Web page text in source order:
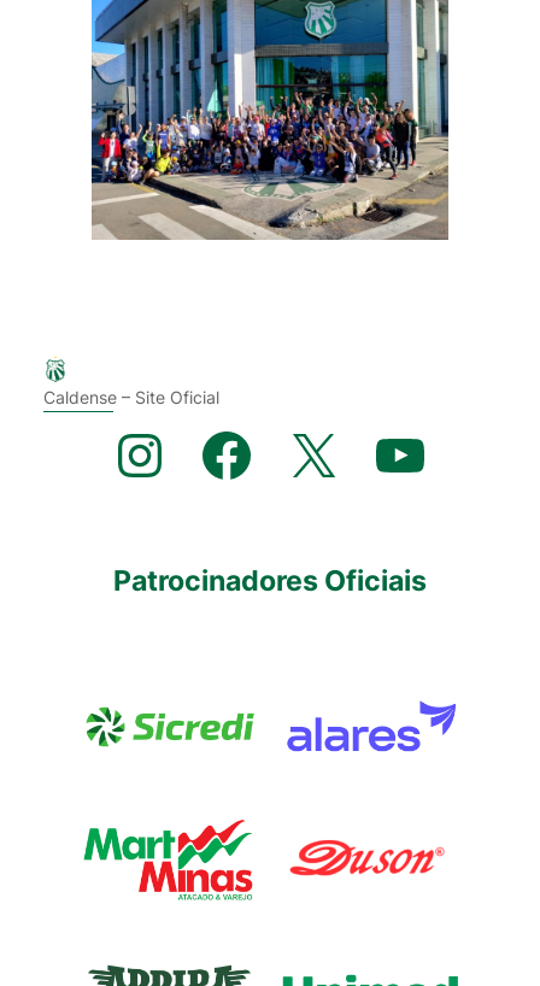
Caldense – Site Oficial
Instagram Facebook X YouTube
Patrocinadores Oficiais